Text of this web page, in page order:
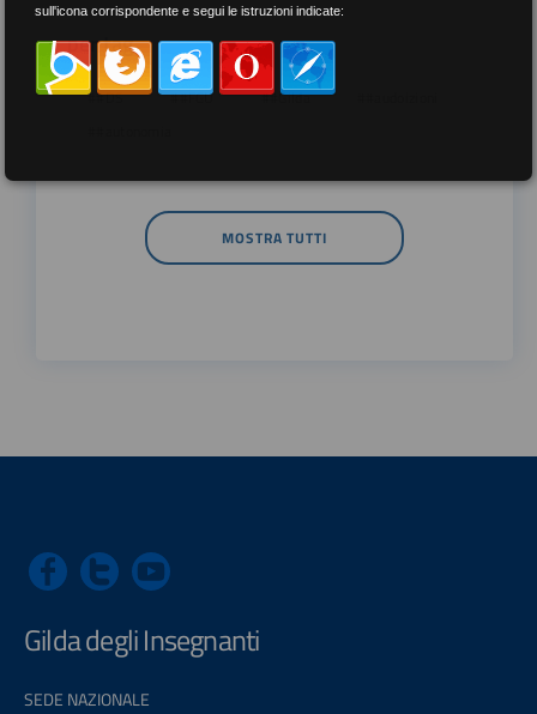
per tag
##DS ##FGU ##Gilda
MOSTRA TUTTI
Gilda degli Insegnanti
SEDE NAZIONALE
sull'icona corrispondente e segui le istruzioni indicate: